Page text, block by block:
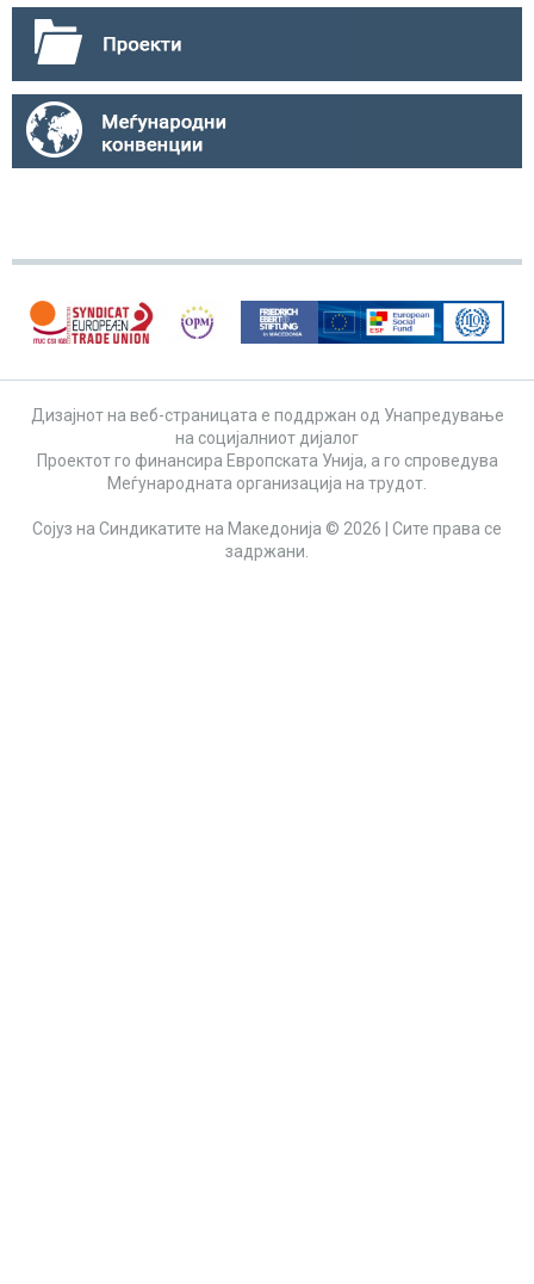
Дизајнот на веб-страницата е поддржан од Унапредување
на социјалниот дијалог
Проектот го финансира Европската Унија, а го спроведува
Меѓународната организација на трудот.
Сојуз на Синдикатите на Македонија © 2026 | Сите права се
задржани.